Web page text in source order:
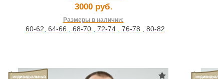
3000 руб.
Размеры в наличии:
60-62 64-66 68-70 72-74 76-78 80-82